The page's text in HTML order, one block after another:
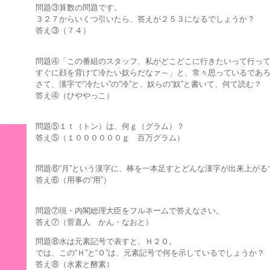
問題③算数の問題です。
３２７からいくつ引いたら、答えが２５３になるでしょうか？
答え③（７４）
問題④「この番組のスタッフ、私がどこどこに行きたいって行っ
すぐに顔を背けて冷たい奴らだなァ～」と、常々思っているであ
さて、漢字で“冷たい”の“冷”と、奴らの“奴”と書いて、何て読む？
答え④（ひややっこ）
問題⑤１ｔ（トン）は、何ｇ（グラム）？
答え⑤（１００００００ｇ 百万グラム）
問題⑥“月”という漢字に、棒を一本足すとどんな漢字が出来上が
答え⑥（用事の“用”）
問題⑦現・内閣総理大臣をフルネームで答えなさい。
答え⑦（菅直人 かん・なおと）
問題⑧水は元素記号で表すと、Ｈ２Ｏ。
では、この“Ｈ”と“Ｏ”は、元素記号で何を示しているでしょうか？
答え⑧（水素と酵素）